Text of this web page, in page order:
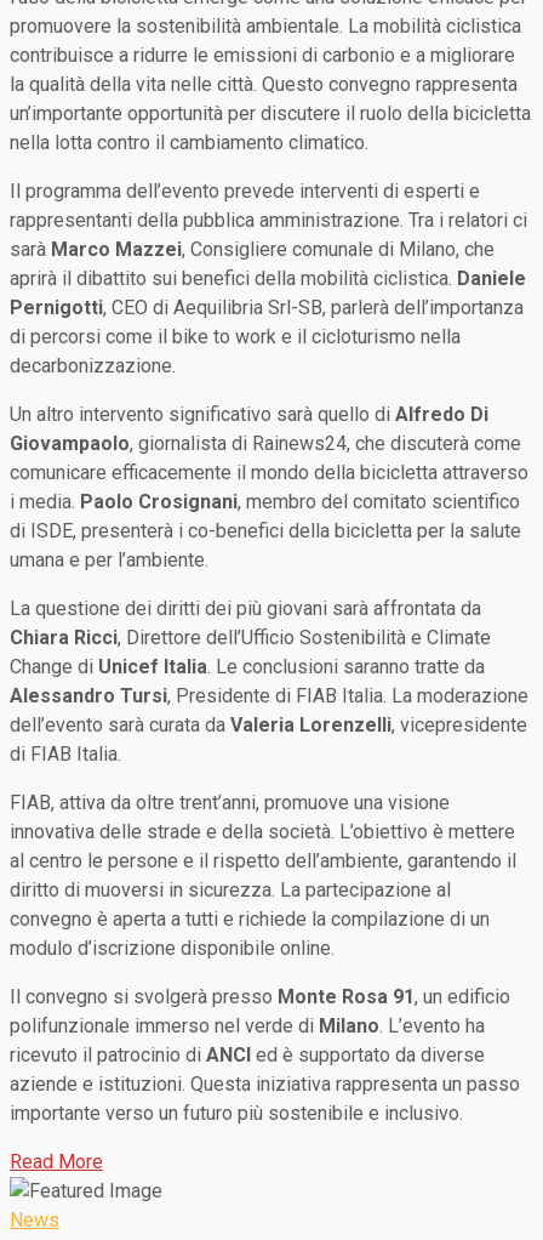
promuovere la sostenibilità ambientale. La mobilità ciclistica
contribuisce a ridurre le emissioni di carbonio e a migliorare
la qualità della vita nelle città. Questo convegno rappresenta
un’importante opportunità per discutere il ruolo della bicicletta
nella lotta contro il cambiamento climatico.
Il programma dell’evento prevede interventi di esperti e
rappresentanti della pubblica amministrazione. Tra i relatori ci
sarà Marco Mazzei, Consigliere comunale di Milano, che
aprirà il dibattito sui benefici della mobilità ciclistica. Daniele
Pernigotti, CEO di Aequilibria Srl-SB, parlerà dell’importanza
di percorsi come il bike to work e il cicloturismo nella
decarbonizzazione.
Un altro intervento significativo sarà quello di Alfredo Di
Giovampaolo, giornalista di Rainews24, che discuterà come
comunicare efficacemente il mondo della bicicletta attraverso
i media. Paolo Crosignani, membro del comitato scientifico
di ISDE, presenterà i co-benefici della bicicletta per la salute
umana e per l’ambiente.
La questione dei diritti dei più giovani sarà affrontata da
Chiara Ricci, Direttore dell’Ufficio Sostenibilità e Climate
Change di Unicef Italia . Le conclusioni saranno tratte da
Alessandro Tursi, Presidente di FIAB Italia. La moderazione
dell’evento sarà curata da Valeria Lorenzelli, vicepresidente
di FIAB Italia.
FIAB, attiva da oltre trent’anni, promuove una visione
innovativa delle strade e della società. L’obiettivo è mettere
al centro le persone e il rispetto dell’ambiente, garantendo il
diritto di muoversi in sicurezza. La partecipazione al
convegno è aperta a tutti e richiede la compilazione di un
modulo d’iscrizione disponibile online.
Il convegno si svolgerà presso Monte Rosa 91, un edificio
polifunzionale immerso nel verde di Milano . L’evento ha
ricevuto il patrocinio di ANCI ed è supportato da diverse
aziende e istituzioni. Questa iniziativa rappresenta un passo
importante verso un futuro più sostenibile e inclusivo.
Read More
News